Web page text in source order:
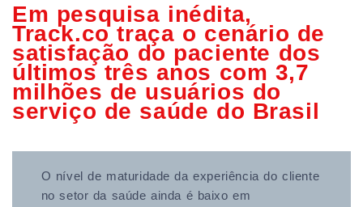
Em pesquisa inédita,
Track.co traça o cenário de
satisfação do paciente dos
últimos três anos com 3,7
milhões de usuários do
serviço de saúde do Brasil
O nível de maturidade da experiência do cliente
no setor da saúde ainda é baixo em